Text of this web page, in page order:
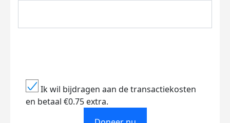
Ik wil bijdragen aan de transactiekosten
en betaal €0.75 extra.